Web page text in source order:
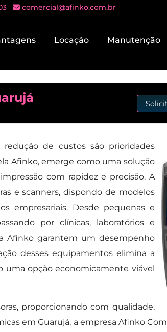
comercial@afinko.com.br
Locação Manutenção
de custos são prioridades
Afinko, emerge como uma solução
com rapidez e precisão. A
e scanners, dispondo de modelos
empresariais. Desde pequenas e
por clínicas, laboratórios e
Afinko garantem um desempenho
desses equipamentos elimina a
uma opção economicamente viável
proporcionando com qualidade,
em Guarujá, a empresa Afinko